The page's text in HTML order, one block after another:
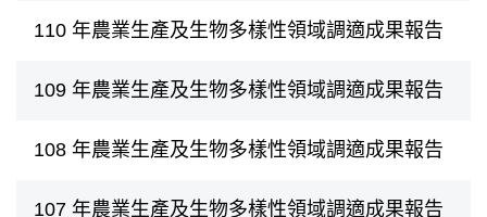
110 年農業生產及生物多樣性領域調適成果報告
109 年農業生產及生物多樣性領域調適成果報告
108 年農業生產及生物多樣性領域調適成果報告
107 年農業生產及生物多樣性領域調適成果報告